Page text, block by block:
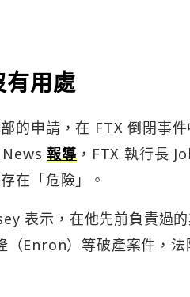
有用處
的申請，在 FTX 倒閉事
News報導 ，FTX 執行長
在「危險」。
表示，在他先前負責過
Enron）等破產案件，法